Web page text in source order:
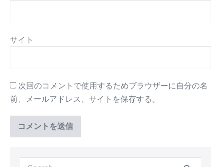
サイト
次回のコメントで使用するためブラウザーに自分の名
前、メールアドレス、サイトを保存する。